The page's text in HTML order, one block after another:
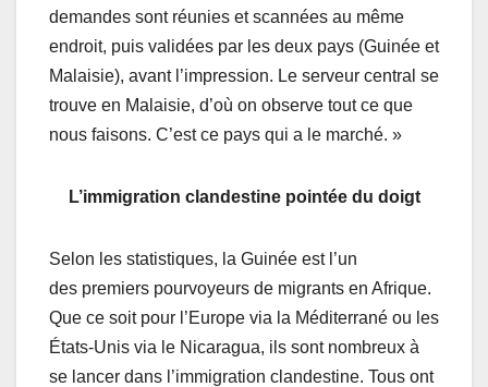
demandes sont réunies et scannées au même
endroit, puis validées par les deux pays (Guinée et
Malaisie), avant l’impression. Le serveur central se
trouve en Malaisie, d’où on observe tout ce que
nous faisons. C’est ce pays qui a le marché. »
L’immigration clandestine pointée du doigt
Selon les statistiques, la Guinée est l’un
des premiers pourvoyeurs de migrants en Afrique.
Que ce soit pour l’Europe via la Méditerrané ou les
États-Unis via le Nicaragua, ils sont nombreux à
se lancer dans l’immigration clandestine. Tous ont